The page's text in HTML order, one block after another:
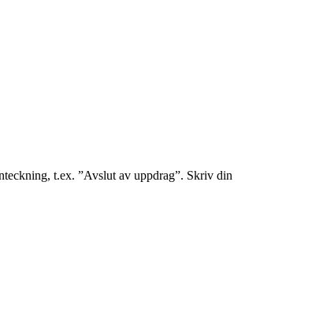
t.ex. ”Avslut av uppdrag”. Skriv din